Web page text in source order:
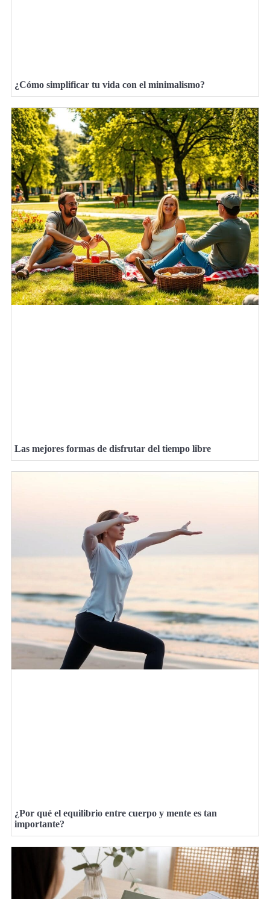
¿Cómo simplificar tu vida con el minimalismo?
Las mejores formas de disfrutar del tiempo libre
¿Por qué el equilibrio entre cuerpo y mente es tan
importante?